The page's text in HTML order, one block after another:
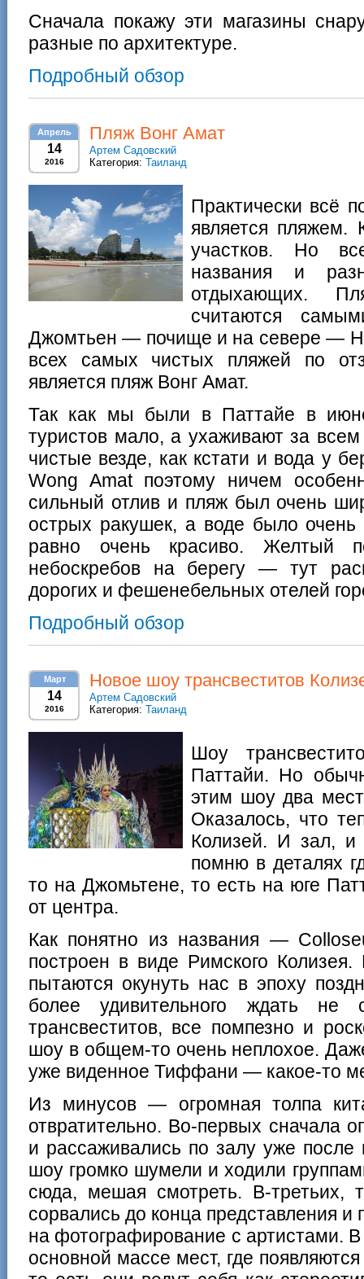
Сначала покажу эти магазины
разные по архитектуре.
Подробный обзор
Апрель
14
2016
Пляж Вонг Амат
Артем Садовский
Категория: Таиланд
Практически всё
является пляжем.
участков. Но
названия и
отдыхающих.
считаются
Джомтьен — почище и на севере —
всех самых чистых пляжей по
является пляж Вонг Амат.
Так как мы были в Паттайе в
туристов мало, а ухаживают за
чистые везде, как кстати и вода у
Wong Amat поэтому ничем
сильный отлив и пляж был очень
острых ракушек, а воде было
равно очень красиво. Желтый
небоскребов на берегу — тут
дорогих и фешенебельных отелей
Подробный обзор
Март
14
2016
Новое шоу трансвеститов
Артем Садовский
Категория: Таиланд
Шоу
Паттайи. Но
этим шоу два
Оказалось, что
Колизей. И зал,
помню в деталях
то на Джомьтене, то есть на юге
от центра.
Как понятно из названия —
построен в виде Римского
пытаются окунуть нас в эпоху
более удивительного ждать
трансвеститов, все помпезно и
шоу в общем-то очень неплохое.
уже виденное Тиффани — какое-то
Из минусов — огромная толпа
отвратительно. Во-первых сначала
и рассаживались по залу уже
шоу громко шумели и ходили
сюда, мешая смотреть. В-третьих,
сорвались до конца представления
на фотографирование с артистами.
основной массе мест, где